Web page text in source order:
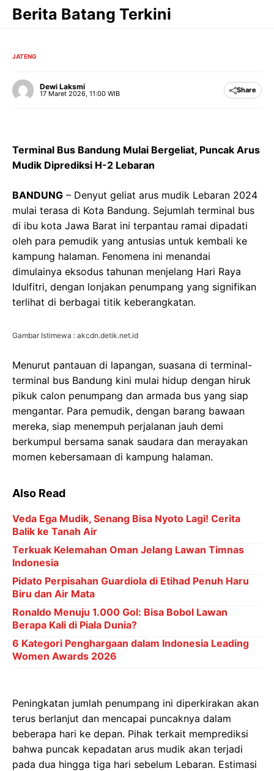
Langsung
Berita Batang Terkini
JATENG
Dewi Laksmi
17 Maret 2026, 11:00 WIB Share
Terminal Bus Bandung Mulai Bergeliat, Puncak Arus
Mudik Diprediksi H-2 Lebaran
BANDUNG – Denyut geliat arus mudik Lebaran 2024
mulai terasa di Kota Bandung. Sejumlah terminal bus
di ibu kota Jawa Barat ini terpantau ramai dipadati
oleh para pemudik yang antusias untuk kembali ke
kampung halaman. Fenomena ini menandai
dimulainya eksodus tahunan menjelang Hari Raya
Idulfitri, dengan lonjakan penumpang yang signifikan
terlihat di berbagai titik keberangkatan.
Gambar Istimewa : akcdn.detik.net.id
Menurut pantauan di lapangan, suasana di terminal-
terminal bus Bandung kini mulai hidup dengan hiruk
pikuk calon penumpang dan armada bus yang siap
mengantar. Para pemudik, dengan barang bawaan
mereka, siap menempuh perjalanan jauh demi
berkumpul bersama sanak saudara dan merayakan
momen kebersamaan di kampung halaman.
Also Read
Veda Ega Mudik, Senang Bisa Nyoto Lagi! Cerita
Balik ke Tanah Air
Terkuak Kelemahan Oman Jelang Lawan Timnas
Indonesia
Pidato Perpisahan Guardiola di Etihad Penuh Haru
Biru dan Air Mata
Ronaldo Menuju 1.000 Gol: Bisa Bobol Lawan
Berapa Kali di Piala Dunia?
6 Kategori Penghargaan dalam Indonesia Leading
Women Awards 2026
Peningkatan jumlah penumpang ini diperkirakan akan
terus berlanjut dan mencapai puncaknya dalam
beberapa hari ke depan. Pihak terkait memprediksi
bahwa puncak kepadatan arus mudik akan terjadi
pada dua hingga tiga hari sebelum Lebaran. Estimasi